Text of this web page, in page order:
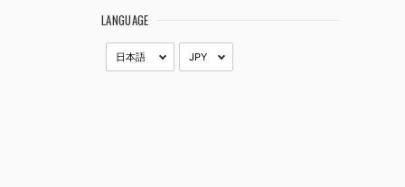
LANGUAGE